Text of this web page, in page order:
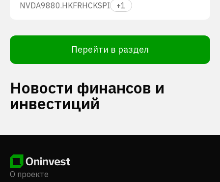
NVDA9880.HKFRHCKSPI +1
Перейти в раздел
Новости финансов и
инвестиций
О проекте